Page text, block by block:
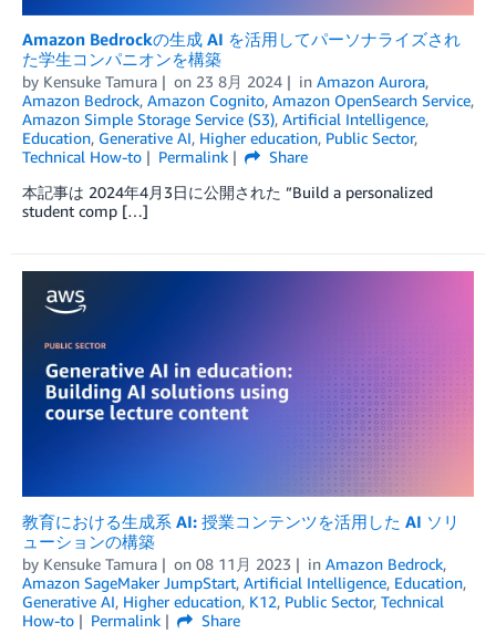
Amazon Bedrockの生成 AI を活用してパーソナライズされ
た学生コンパニオンを構築
by Kensuke Tamura on 23 8月 2024 in Amazon Aurora,
Amazon Bedrock, Amazon Cognito, Amazon OpenSearch Service,
Amazon Simple Storage Service (S3), Artificial Intelligence,
Education, Generative AI, Higher education, Public Sector,
Technical How-to
Permalink
Share
本記事は 2024年4月3日に公開された ”Build a personalized
student comp […]
教育における生成系 AI: 授業コンテンツを活用した AI ソリ
ューションの構築
by Kensuke Tamura on 08 11月 2023 in Amazon Bedrock,
Amazon SageMaker JumpStart, Artificial Intelligence, Education,
Generative AI, Higher education, K12, Public Sector, Technical
How-to
Permalink
Share